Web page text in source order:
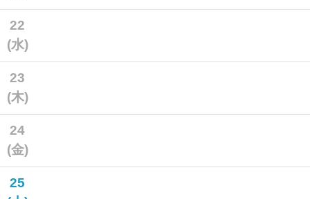
22
(水)
23
(木)
24
(金)
25